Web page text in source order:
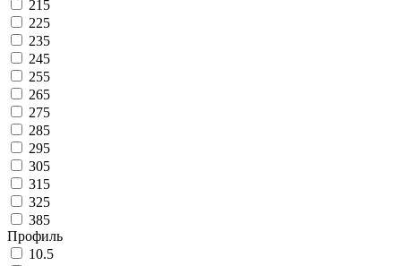
215
225
235
245
255
265
275
285
295
305
315
325
385
Профиль
10.5